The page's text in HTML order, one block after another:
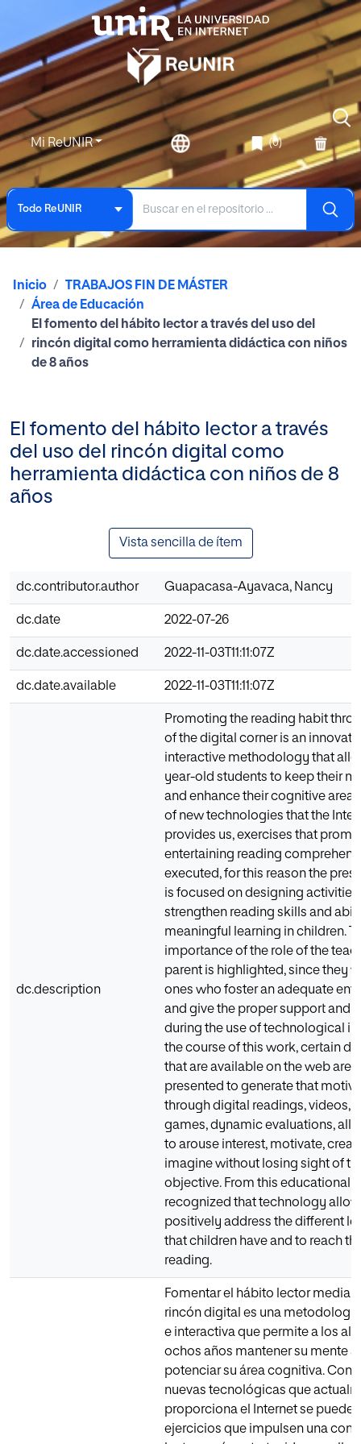
Mi ReUNIR (0)
Todo ReUNIR
Inicio
TRABAJOS FIN DE MÁSTER
Área de Educación
El fomento del hábito lector a través del uso del
rincón digital como herramienta didáctica con niños
de 8 años
El fomento del hábito lector a través
del uso del rincón digital como
herramienta didáctica con niños de 8
años
Vista sencilla de ítem
dc.contributor.author Guapacasa-Ayavaca, Nancy
dc.date 2022-07-26
dc.date.accessioned 2022-11-03T11:11:07Z
dc.date.available 2022-11-03T11:11:07Z
dc.description
Promoting the reading habit
of the digital corner is an
interactive methodology that
year-old students to keep their
and enhance their cognitive area.
of new technologies that the
provides us, exercises that
entertaining reading
executed, for this reason the
is focused on designing activities
strengthen reading skills and
meaningful learning in children.
importance of the role of the
parent is highlighted, since they
ones who foster an adequate
and give the proper support and
during the use of technological
the course of this work, certain
that are available on the web are
presented to generate that
through digital readings, videos,
games, dynamic evaluations, all
to arouse interest, motivate,
imagine without losing sight of
objective. From this educational
recognized that technology
positively address the different
that children have and to reach
reading.
Fomentar el hábito lector
rincón digital es una
e interactiva que permite a los
ochos años mantener su mente
potenciar su área cognitiva. Con
nuevas tecnológicas que
proporciona el Internet se
ejercicios que impulsen una